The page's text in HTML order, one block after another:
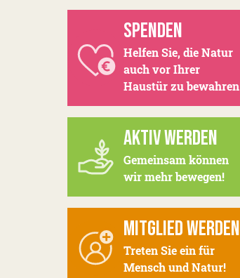
SPENDEN
Helfen Sie, die Natur
auch vor Ihrer
Haustür zu bewahren
AKTIV WERDEN
Gemeinsam können
wir mehr bewegen!
MITGLIED WERDEN
Treten Sie ein für
Mensch und Natur!